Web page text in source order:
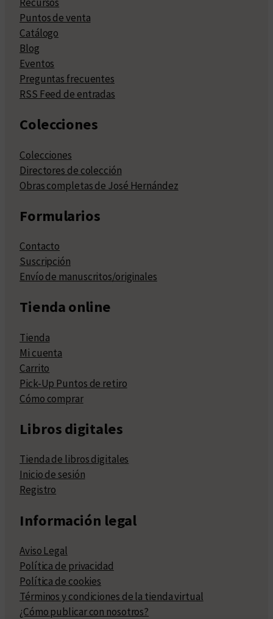
Puntos de venta
Catálogo
Blog
Eventos
Preguntas frecuentes
RSS Feed de entradas
Colecciones
Colecciones
Directores de colección
Obras completas de José Hernández
Formularios
Contacto
Suscripción
Envío de manuscritos/originales
Tienda online
Tienda
Mi cuenta
Carrito
Pick-Up Puntos de retiro
Cómo comprar
Libros digitales
Tienda de libros digitales
Inicio de sesión
Registro
Información legal
Aviso Legal
Política de privacidad
Política de cookies
Términos y condiciones de la tienda virtual
¿Cómo publicar con nosotros?